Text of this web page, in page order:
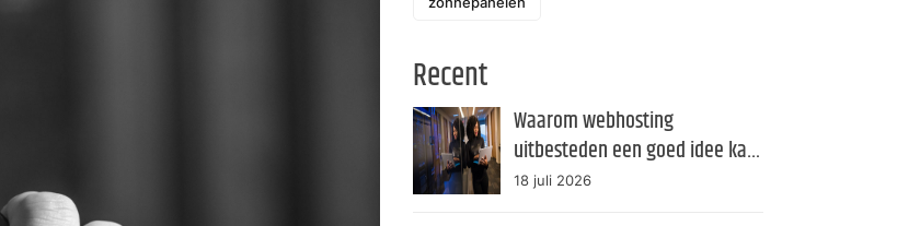
Recent
Waarom webhosting
uitbesteden een goed idee kan
zijn
18 juli 2026